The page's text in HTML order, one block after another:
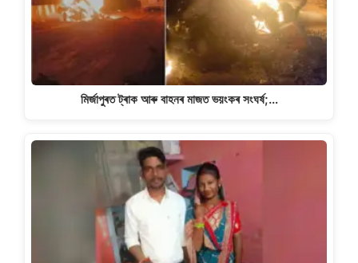
মিৰ্জাপুৰত ট্ৰাক আৰু বাহনৰ মাজত ভয়ংকৰ সংঘৰ্ষ;…